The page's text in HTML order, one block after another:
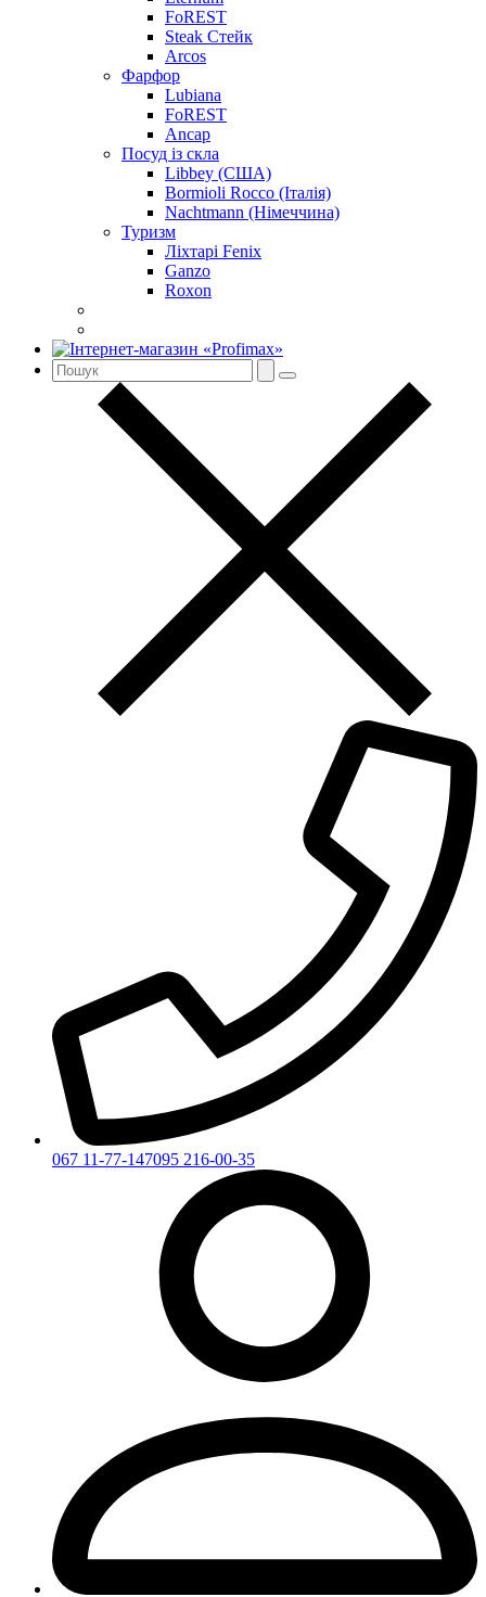
FoREST
Steak Стейк
Arcos
Фарфор
Lubiana
FoREST
Ancap
Посуд із скла
Libbey (США)
Bormioli Rocco (Італія)
Nachtmann (Німеччина)
Туризм
Ліхтарі Fenix
Ganzo
Roxon
067 11-77-147095 216-00-35